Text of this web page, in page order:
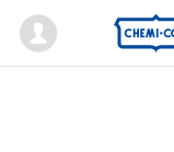
Mypage